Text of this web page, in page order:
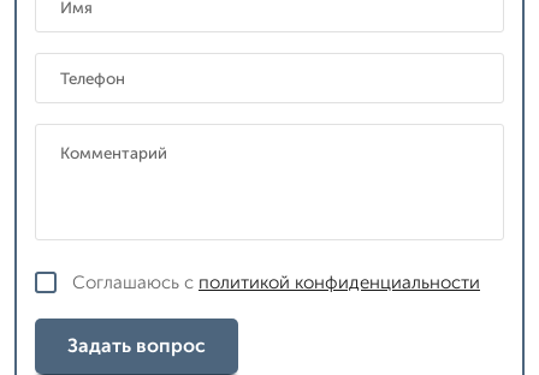
Соглашаюсь с политикой конфиденциальности
Задать вопрос